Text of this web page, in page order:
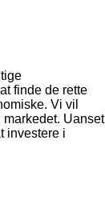
finde de rette
Vi vil
Uanset
investere i